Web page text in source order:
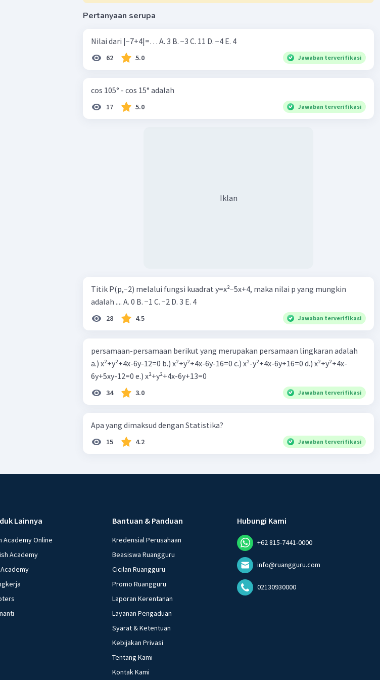
Pertanyaan serupa
Nilai dari |−7+4|=… A. 3 B. −3 C. 11 D. −4 E. 4
62 5.0 Jawaban terverifikasi
cos 105° - cos 15° adalah
17 5.0 Jawaban terverifikasi
Iklan
Titik P(p,−2) melalui fungsi kuadrat y=x²−5x+4, maka nilai p yang mungkin
adalah .... A. 0 B. −1 C. −2 D. 3 E. 4
28 4.5 Jawaban terverifikasi
persamaan-persamaan berikut yang merupakan persamaan lingkaran adalah
a.) x²+y²+4x-6y-12=0 b.) x²+y²+4x-6y-16=0 c.) x²-y²+4x-6y+16=0 d.) x²+y²+4x-
6y+5xy-12=0 e.) x²+y²+4x-6y+13=0
34 3.0 Jawaban terverifikasi
Apa yang dimaksud dengan Statistika?
15 4.2 Jawaban terverifikasi
Lainnya
Academy Online
Academy
Bantuan & Panduan
Kredensial Perusahaan
Beasiswa Ruangguru
Cicilan Ruangguru
Promo Ruangguru
Laporan Kerentanan
Layanan Pengaduan
Syarat & Ketentuan
Kebijakan Privasi
Tentang Kami
Kontak Kami
Hubungi Kami
+62 815-7441-0000
info@ruangguru.com
02130930000